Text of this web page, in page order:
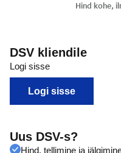
DSV kliendile
Logi sisse
Logi sisse
Uus DSV-s?
Hind, tellimine ja